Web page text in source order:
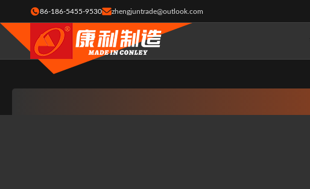
86-186-5455-9530 zhengjuntrade@outlook.com